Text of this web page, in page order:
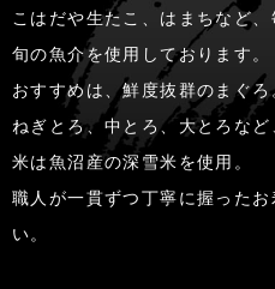
こはだや生たこ、はまちなど
旬の魚介を使用しております。
おすすめは、鮮度抜群のまぐろ
ねぎとろ、中とろ、大とろなど
米は魚沼産の深雪米を使用。
職人が一貫ずつ丁寧に握った
い。